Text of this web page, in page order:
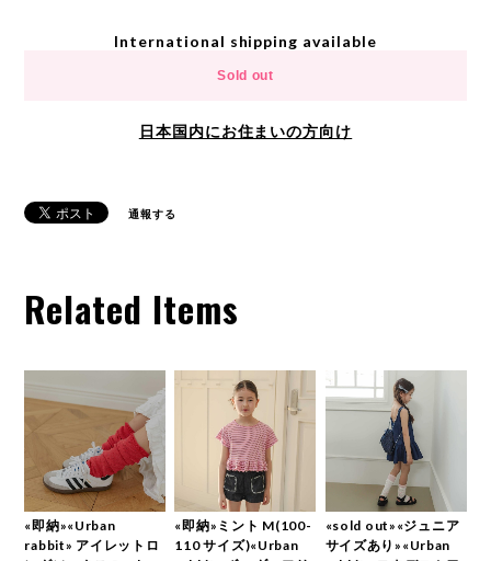
International shipping available
Sold out
日本国内にお住まいの方向け
通報する
Related Items
«即納»«Urban
rabbit» アイレットロ
«即納»ミント M(100-
110 サイズ)«Urban
«sold out»«ジュニア
サイズあり»«Urban